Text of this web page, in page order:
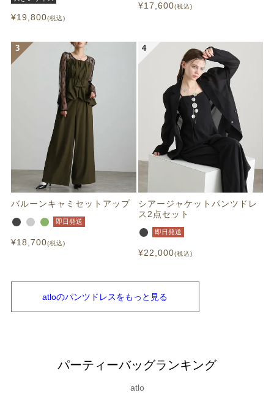
¥19,800 税込
¥17,600 税込
バルーンキャミセットアップ
即日発送
¥18,700 税込
シアージャケットパンツドレ
ス2点セット
即日発送
¥22,000 税込
atloのパンツドレスをもっと見る
パーティーバッグランキング
atlo